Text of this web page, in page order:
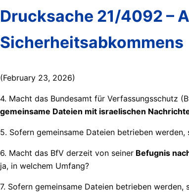
Drucksache 21/4092 –
Sicherheitsabkommens
(February 23, 2026)
4. Macht das Bundesamt für Verfassungsschutz
gemeinsame Dateien mit israelischen
5. Sofern gemeinsame Dateien betrieben
6. Macht das BfV derzeit von seiner Befugnis
ja, in welchem Umfang?
7. Sofern gemeinsame Dateien betrieben